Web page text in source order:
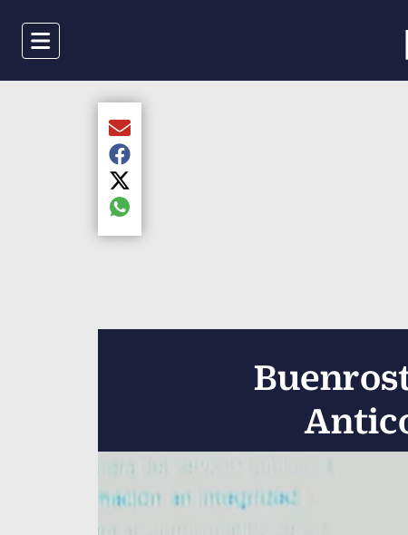
Menu
Compartir el artículo actual mediante Email
Compartir el artículo actual mediante Facebook
Compartir el artículo actual mediante Twitter
Compartir el artículo actual mediante